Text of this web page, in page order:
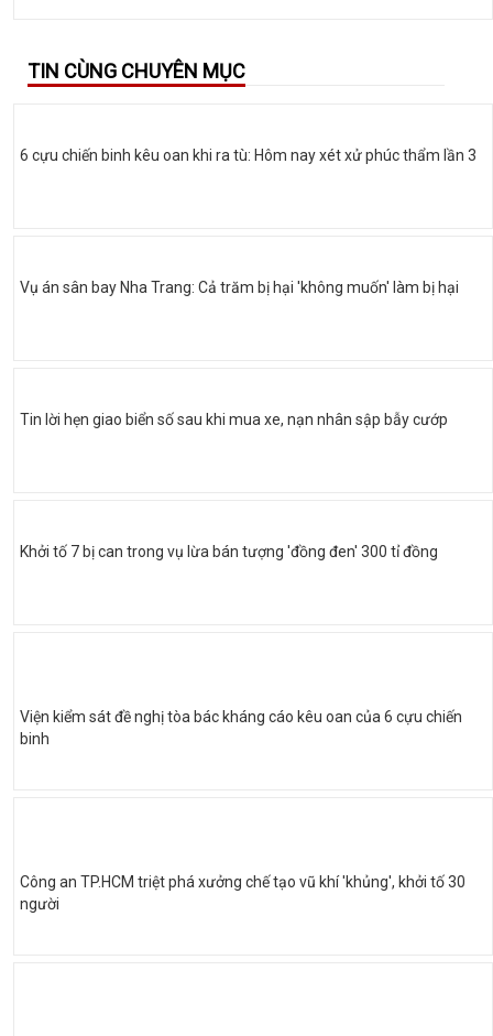
TIN CÙNG CHUYÊN MỤC
6 cựu chiến binh kêu oan khi ra tù: Hôm nay xét xử phúc thẩm lần 3
Vụ án sân bay Nha Trang: Cả trăm bị hại 'không muốn' làm bị hại
Tin lời hẹn giao biển số sau khi mua xe, nạn nhân sập bẫy cướp
Khởi tố 7 bị can trong vụ lừa bán tượng 'đồng đen' 300 tỉ đồng
Viện kiểm sát đề nghị tòa bác kháng cáo kêu oan của 6 cựu chiến
binh
Công an TP.HCM triệt phá xưởng chế tạo vũ khí 'khủng', khởi tố 30
người